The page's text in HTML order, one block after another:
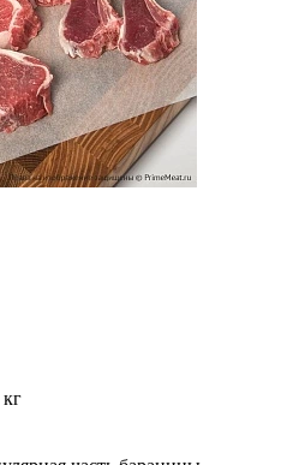
кг